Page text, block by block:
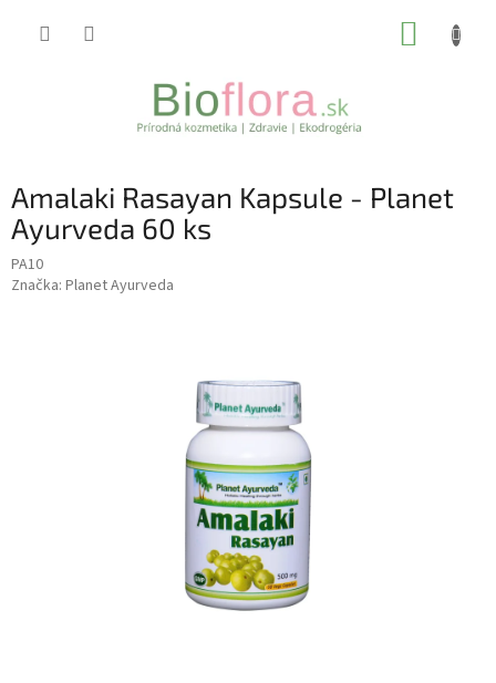
Amalaki Rasayan Kapsule - Planet
Ayurveda 60 ks
PA10
Značka: Planet Ayurveda